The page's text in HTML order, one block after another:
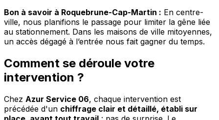
Bon à savoir à Roquebrune-Cap-Martin : En centre-
ville, nous planifions le passage pour limiter la gêne liée
au stationnement. Dans les maisons de ville mitoyennes,
un accès dégagé à l’entrée nous fait gagner du temps.
Comment se déroule votre
intervention ?
Chez Azur Service 06, chaque intervention est
précédée d'un chiffrage clair et détaillé, établi sur